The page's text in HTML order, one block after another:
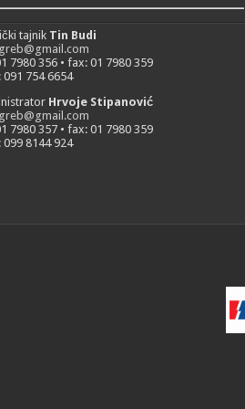
tajnik Tin Budi
7980 356 • fax: 01 7980 359
754 6654
Hrvoje Stipanović
7980 357 • fax: 01 7980 359
8144 924